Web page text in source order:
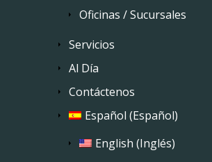
Oficinas / Sucursales
Servicios
Al Día
Contáctenos
Español (Español)
English (Inglés)